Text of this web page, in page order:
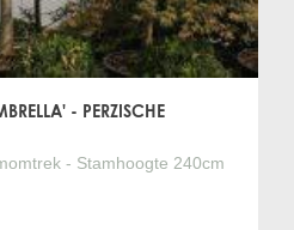
- PERZISCHE
- Stamhoogte 240cm